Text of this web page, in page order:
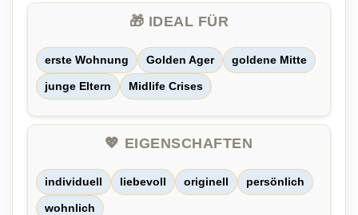
🎁 IDEAL FÜR
erste Wohnung Golden Ager goldene Mitte
junge Eltern Midlife Crises
💖 EIGENSCHAFTEN
individuell liebevoll originell persönlich
wohnlich